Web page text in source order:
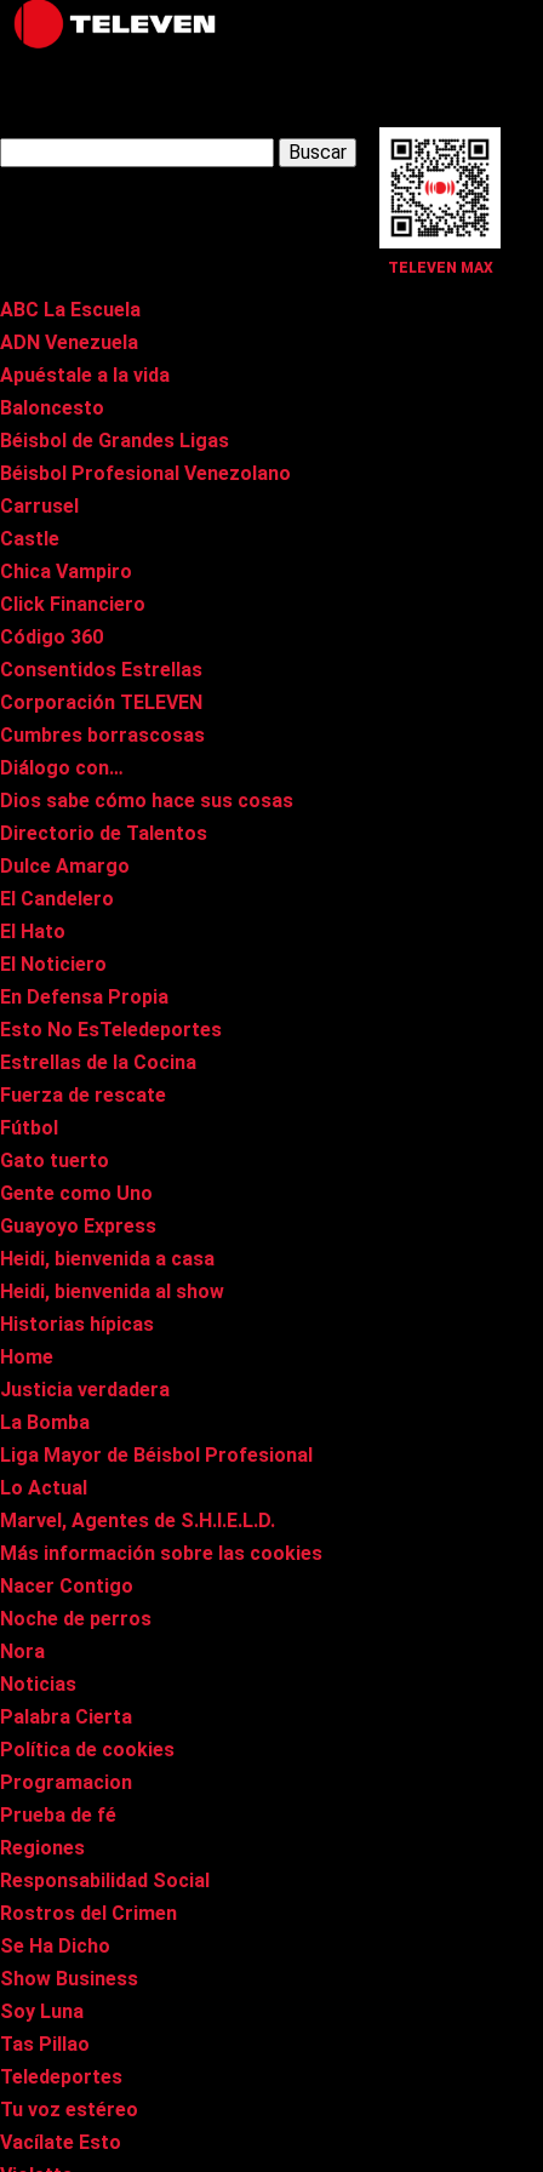
TELEVEN MAX
Latest Posts
ABC La Escuela
ADN Venezuela
Apuéstale a la vida
Baloncesto
Béisbol de Grandes Ligas
Béisbol Profesional Venezolano
Carrusel
Castle
Chica Vampiro
Click Financiero
Código 360
Consentidos Estrellas
Corporación TELEVEN
Cumbres borrascosas
Diálogo con…
Dios sabe cómo hace sus cosas
Directorio de Talentos
Dulce Amargo
El Candelero
El Hato
El Noticiero
En Defensa Propia
Esto No EsTeledeportes
Estrellas de la Cocina
Fuerza de rescate
Fútbol
Gato tuerto
Gente como Uno
Guayoyo Express
Heidi, bienvenida a casa
Heidi, bienvenida al show
Historias hípicas
Home
Justicia verdadera
La Bomba
Liga Mayor de Béisbol Profesional
Lo Actual
Marvel, Agentes de S.H.I.E.L.D.
Más información sobre las cookies
Nacer Contigo
Noche de perros
Nora
Noticias
Palabra Cierta
Política de cookies
Programacion
Prueba de fé
Regiones
Responsabilidad Social
Rostros del Crimen
Se Ha Dicho
Show Business
Soy Luna
Tas Pillao
Teledeportes
Tu voz estéreo
Vacílate Esto